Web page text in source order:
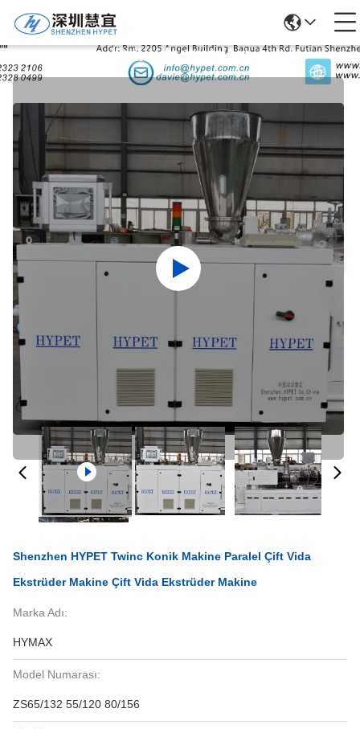
Ürün Ayrıntıları
Shenzhen HYPET Twinc Konik Makine Paralel Çift Vida
Ekstrüder Makine Çift Vida Ekstrüder Makine
Marka Adı:
HYMAX
Model Numarası:
ZS65/132 55/120 80/156